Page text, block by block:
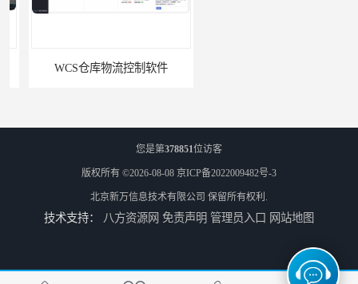
WCS仓库物流控制软件
车间电子看板软件 PLC集制软件
您是第378851位访客
版权所有 ©2026-08-08 京ICP备2022009482号-3
北京新万信息技术有限公司 保留所有权利.
技术支持： 八方资源网 免责声明 管理员入口 网站地图